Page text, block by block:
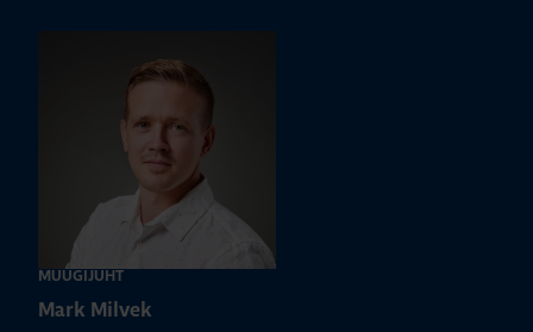
MÜÜGIJUHT
Mark Milvek